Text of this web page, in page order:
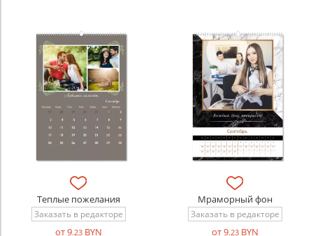
Теплые пожелания
Заказать в редакторе
от 9.23BYN
Мраморный фон
Заказать в редакторе
от 9.23BYN